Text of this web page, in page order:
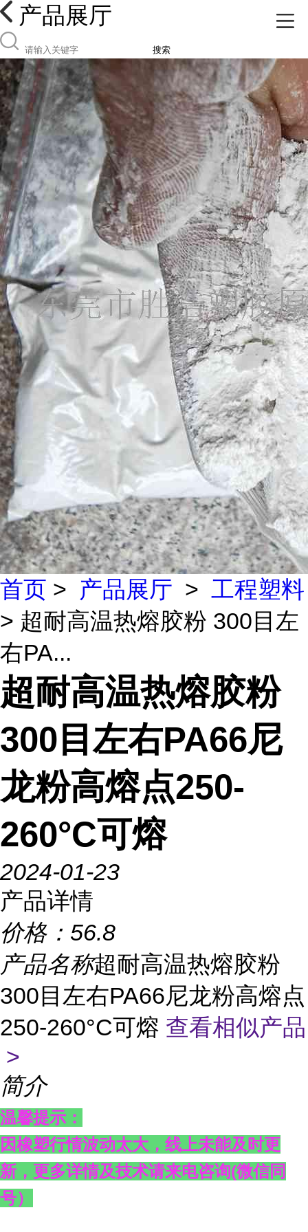
产品展厅
搜索
首页 > 产品展厅 > 工程塑料
> 超耐高温热熔胶粉 300目左
右PA...
超耐高温热熔胶粉
300目左右PA66尼
龙粉高熔点250-
260°C可熔
2024-01-23
产品详情
价格： 56.8
产品名称超耐高温热熔胶粉
300目左右PA66尼龙粉高熔点
250-260°C可熔 查看相似产品
>
简介
温馨提示：
因橡塑行情波动太大，线上未能及时更
新，更多详情及技术请来电咨询(微信同
号）